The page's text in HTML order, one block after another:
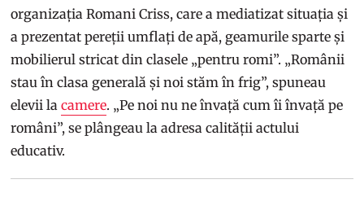
organizația Romani Criss, care a mediatizat situația și
a prezentat pereții umflați de apă, geamurile sparte și
mobilierul stricat din clasele „pentru romi”. „Românii
stau în clasa generală și noi stăm în frig”, spuneau
elevii lacamere. „Pe noi nu ne învață cum îi învață pe
români”, se plângeau la adresa calității actului
educativ.